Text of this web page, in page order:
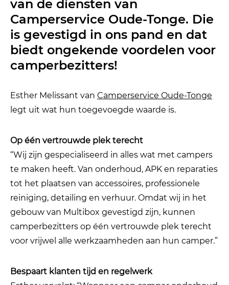
van de diensten van
Camperservice Oude-Tonge. Die
is gevestigd in ons pand en dat
biedt ongekende voordelen voor
camperbezitters!
Esther Melissant van Camperservice Oude-Tonge
legt uit wat hun toegevoegde waarde is.
Op één vertrouwde plek terecht
“Wij zijn gespecialiseerd in alles wat met campers
te maken heeft. Van onderhoud, APK en reparaties
tot het plaatsen van accessoires, professionele
reiniging, detailing en verhuur. Omdat wij in het
gebouw van Multibox gevestigd zijn, kunnen
camperbezitters op één vertrouwde plek terecht
voor vrijwel alle werkzaamheden aan hun camper.”
Bespaart klanten tijd en regelwerk